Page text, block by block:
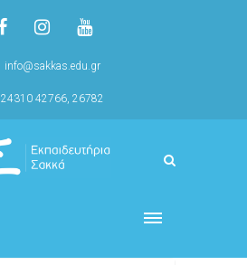
info@sakkas.edu.gr
24310 42766, 26782